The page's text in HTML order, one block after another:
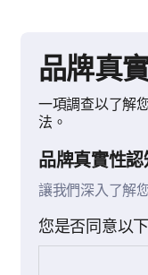
品牌真
一項調查以了解
法。
品牌真實性認
讓我們深入了解
您是否同意以